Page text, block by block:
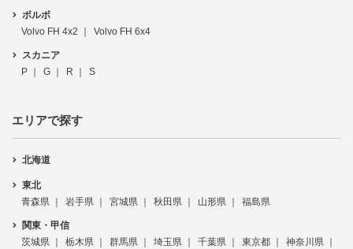
ボルボ
Volvo FH 4x2
Volvo FH 6x4
スカニア
P
G R S
エリアで探す
北海道
東北
青森県
岩手県 宮城県 秋田県 山形県 福島県
関東・甲信
茨城県
栃木県 群馬県 埼玉県 千葉県 東京都
神奈川県